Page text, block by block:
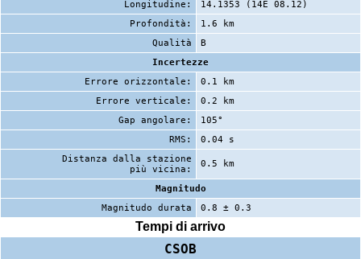
Longitudine:
14.1353 (14E 08.12)
Profondità:
1.6 km
Qualità
B
Incertezze
Errore orizzontale:
0.1 km
Errore verticale:
0.2 km
Gap angolare:
105°
RMS:
0.04 s
Distanza dalla stazione
più vicina:
0.5 km
Magnitudo
Magnitudo durata
0.8 ± 0.3
Tempi di arrivo
CSOB